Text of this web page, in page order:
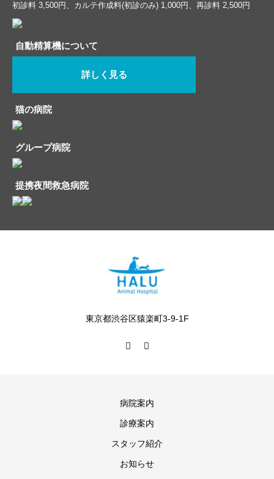
初診料 3,500円、カルテ作成料(初診のみ) 1,000円、再診料 2,500円
自動精算機について
詳しく見る
猫の病院
グループ病院
提携夜間救急病院
東京都渋谷区猿楽町3-9-1F
病院案内
診療案内
スタッフ紹介
お知らせ